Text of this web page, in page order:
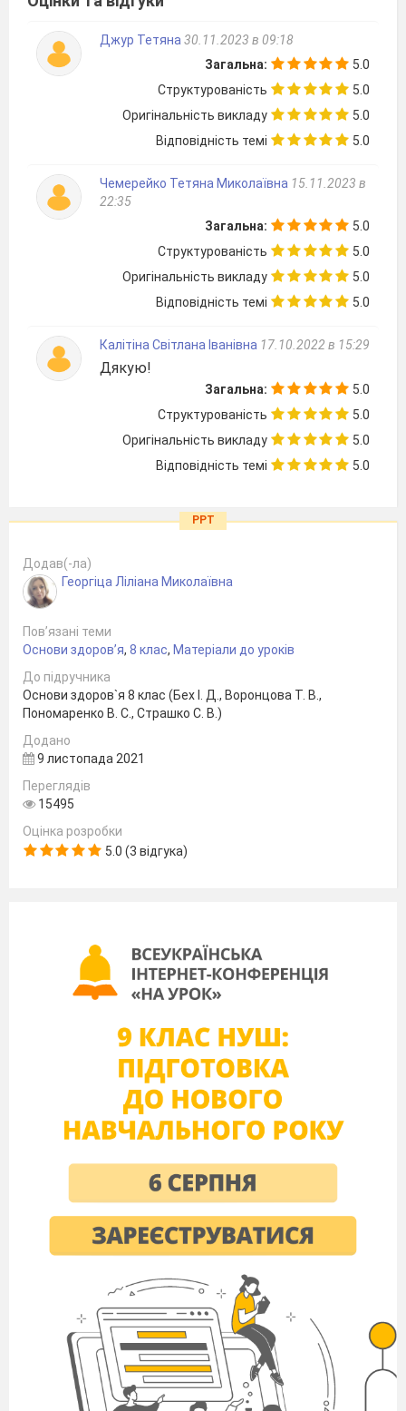
Джур Тетяна 30.11.2023 в 09:18
Загальна:
5.0
Структурованість
5.0
Оригінальність викладу
5.0
Відповідність темі
5.0
Чемерейко Тетяна Миколаївна 15.11.2023 в
22:35
Загальна:
5.0
Структурованість
5.0
Оригінальність викладу
5.0
Відповідність темі
5.0
Калітіна Світлана Іванівна 17.10.2022 в 15:29
Дякую!
Загальна:
5.0
Структурованість
5.0
Оригінальність викладу
5.0
Відповідність темі
5.0
PPT
Додав(-ла)
Георгіца Ліліана Миколаївна
Пов’язані теми
Основи здоров’я, 8 клас, Матеріали до уроків
До підручника
Основи здоров`я 8 клас (Бех І. Д., Воронцова Т. В.,
Пономаренко В. С., Страшко С. В.)
Додано
9 листопада 2021
Переглядів
15495
Оцінка розробки
5.0 (3 відгука)